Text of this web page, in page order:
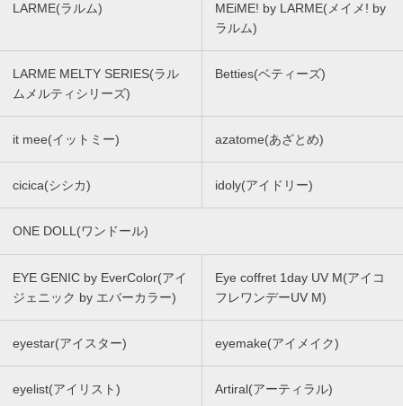
LARME(ラルム)
MEiME! by LARME(メイメ! by
ラルム)
LARME MELTY SERIES(ラル
ムメルティシリーズ)
Betties(ベティーズ)
it mee(イットミー) azatome(あざとめ)
cicica(シシカ) idoly(アイドリー)
ONE DOLL(ワンドール)
EYE GENIC by EverColor(アイ
ジェニック by エバーカラー)
Eye coffret 1day UV M(アイコ
フレワンデーUV M)
eyestar(アイスター) eyemake(アイメイク)
eyelist(アイリスト) Artiral(アーティラル)